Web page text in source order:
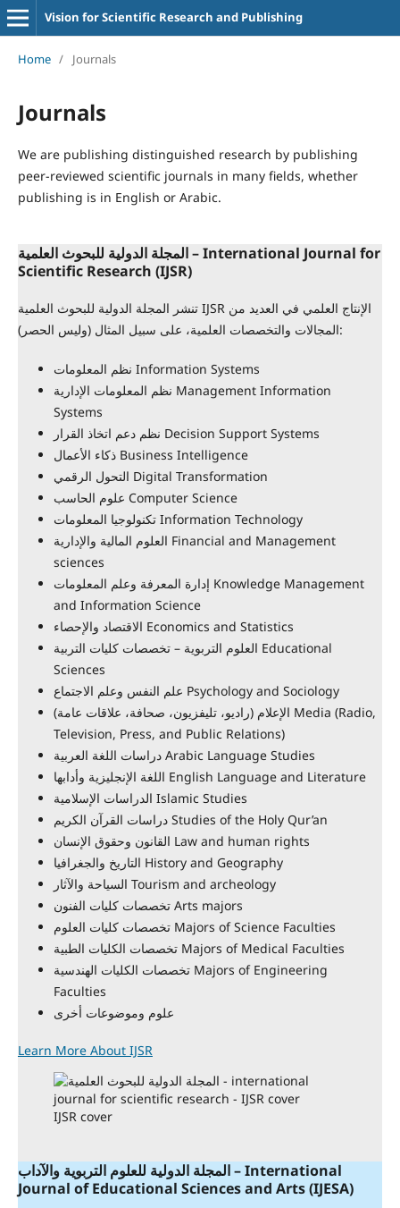
Vision for Scientific Research and Publishing
Home / Journals
Journals
We are publishing distinguished research by publishing
peer-reviewed scientific journals in many fields, whether
publishing is in English or Arabic.
المجلة الدولية للبحوث العلمية – International Journal for
Scientific Research (IJSR)
تنشر المجلة الدولية للبحوث العلمية IJSR الإنتاج العلمي في العديد من
المجالات والتخصصات العلمية، على سبيل المثال (وليس الحصر):
نظم المعلومات Information Systems
نظم المعلومات الإدارية Management Information
Systems
نظم دعم اتخاذ القرار Decision Support Systems
ذكاء الأعمال Business Intelligence
التحول الرقمي Digital Transformation
علوم الحاسب Computer Science
تكنولوجيا المعلومات Information Technology
العلوم المالية والإدارية Financial and Management
sciences
إدارة المعرفة وعلم المعلومات Knowledge Management
and Information Science
الاقتصاد والإحصاء Economics and Statistics
العلوم التربوية – تخصصات كليات التربية Educational
Sciences
علم النفس وعلم الاجتماع Psychology and Sociology
الإعلام (راديو، تليفزيون، صحافة، علاقات عامة) Media (Radio,
Television, Press, and Public Relations)
دراسات اللغة العربية Arabic Language Studies
اللغة الإنجليزية وأدابها English Language and Literature
الدراسات الإسلامية Islamic Studies
دراسات القرآن الكريم Studies of the Holy Qur’an
القانون وحقوق الإنسان Law and human rights
التاريخ والجغرافيا History and Geography
السياحة والآثار Tourism and archeology
تخصصات كليات الفنون Arts majors
تخصصات كليات العلوم Majors of Science Faculties
تخصصات الكليات الطبية Majors of Medical Faculties
تخصصات الكليات الهندسية Majors of Engineering
Faculties
علوم وموضوعات أخرى
Learn More About IJSR
IJSR cover
المجلة الدولية للعلوم التربوية والآداب
– International
Journal of Educational Sciences and Arts (IJESA)